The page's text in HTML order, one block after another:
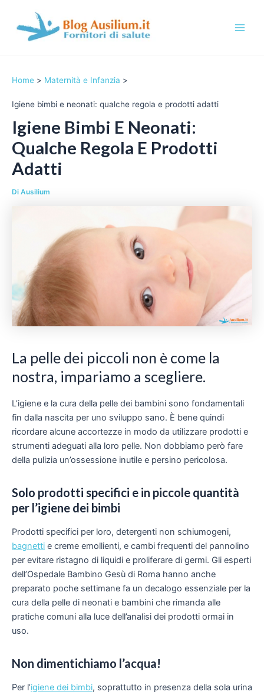
contenuto
Home Maternità e Infanzia
Igiene bimbi e neonati: qualche regola e prodotti adatti
Igiene Bimbi E Neonati:
Qualche Regola E Prodotti
Adatti
Di Ausilium
La pelle dei piccoli non è come la
nostra, impariamo a scegliere.
L’igiene e la cura della pelle dei bambini sono fondamentali
fin dalla nascita per uno sviluppo sano. È bene quindi
ricordare alcune accortezze in modo da utilizzare prodotti e
strumenti adeguati alla loro pelle. Non dobbiamo però fare
della pulizia un’ossessione inutile e persino pericolosa.
Solo prodotti specifici e in piccole quantità
per l’igiene dei bimbi
Prodotti specifici per loro, detergenti non schiumogeni,
bagnetti e creme emollienti, e cambi frequenti del pannolino
per evitare ristagno di liquidi e proliferare di germi. Gli esperti
dell’Ospedale Bambino Gesù di Roma hanno anche
preparato poche settimane fa un decalogo essenziale per la
cura della pelle di neonati e bambini che rimanda alle
pratiche comuni alla luce dell’analisi dei prodotti ormai in
uso.
Non dimentichiamo l’acqua!
Per l’igiene dei bimbi, soprattutto in presenza della sola urina